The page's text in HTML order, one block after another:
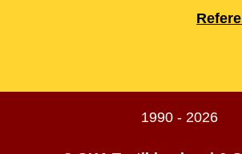
1990 - 2026